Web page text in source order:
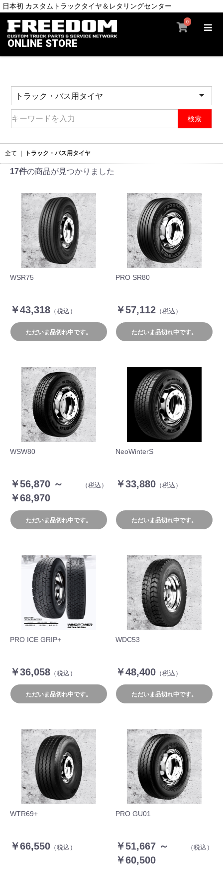
日本初 カスタムトラックタイヤ＆レタリングセンター
ONLINE STORE
0
検索
全て | トラック・バス用タイヤ
17件の商品が見つかりました
WSR75
￥43,318 （税込）
ただいま品切れ中です。
PRO SR80
￥57,112 （税込）
ただいま品切れ中です。
WSW80
￥56,870 ～
￥68,970
（税込）
ただいま品切れ中です。
NeoWinterS
￥33,880 （税込）
ただいま品切れ中です。
PRO ICE GRIP+
￥36,058 （税込）
ただいま品切れ中です。
WDC53
￥48,400 （税込）
ただいま品切れ中です。
WTR69+
￥66,550 （税込）
PRO GU01
￥51,667 ～
￥60,500
（税込）